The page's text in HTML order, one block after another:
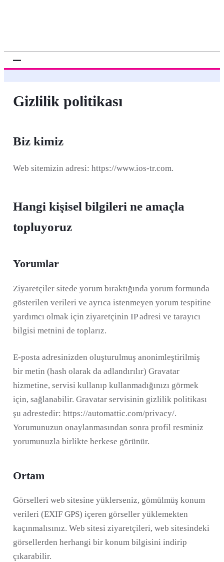
Gizlilik politikası
Biz kimiz
Web sitemizin adresi: https://www.ios-tr.com.
Hangi kişisel bilgileri ne amaçla
topluyoruz
Yorumlar
Ziyaretçiler sitede yorum bıraktığında yorum formunda
gösterilen verileri ve ayrıca istenmeyen yorum tespitine
yardımcı olmak için ziyaretçinin IP adresi ve tarayıcı
bilgisi metnini de toplarız.
E-posta adresinizden oluşturulmuş anonimleştirilmiş
bir metin (hash olarak da adlandırılır) Gravatar
hizmetine, servisi kullanıp kullanmadığınızı görmek
için, sağlanabilir. Gravatar servisinin gizlilik politikası
şu adrestedir: https://automattic.com/privacy/.
Yorumunuzun onaylanmasından sonra profil resminiz
yorumunuzla birlikte herkese görünür.
Ortam
Görselleri web sitesine yüklerseniz, gömülmüş konum
verileri (EXIF GPS) içeren görseller yüklemekten
kaçınmalısınız. Web sitesi ziyaretçileri, web sitesindeki
görsellerden herhangi bir konum bilgisini indirip
çıkarabilir.